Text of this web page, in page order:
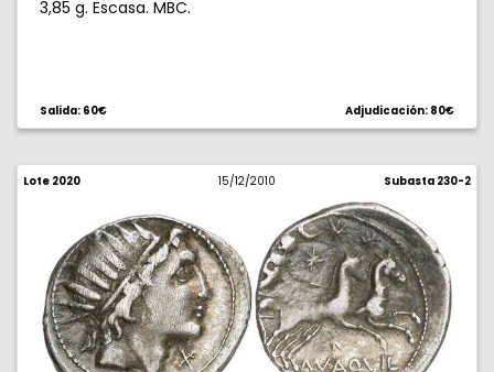
3,85 g. Escasa. MBC.
Salida: 60€ Adjudicación: 80€
Lote 2020 15/12/2010 Subasta 230-2